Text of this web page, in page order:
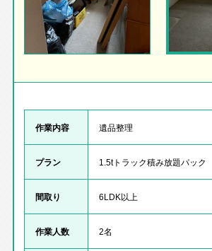
作業内容 遺品整理
プラン 1.5tトラック積み放題パック
間取り 6LDK以上
作業人数 2名